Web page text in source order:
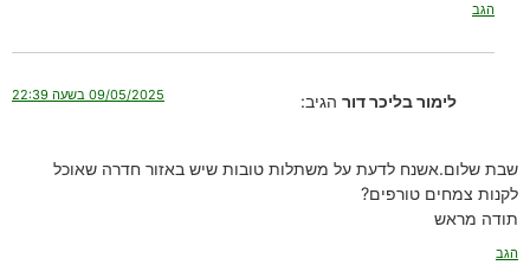
הגב
לימור בליכר דור הגיב: 09/05/2025 בשעה 22:39
שבת שלום.אשנח לדעת על משתלות טובות שיש באזור חדרה שאוכל
לקנות צמחים טורפים?
תודה מראש
הגב